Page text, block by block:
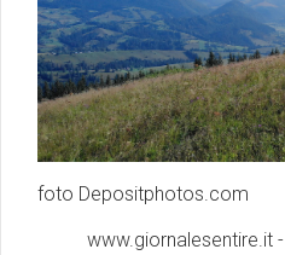
foto Depositphotos.com
www.giornalesentire.it -